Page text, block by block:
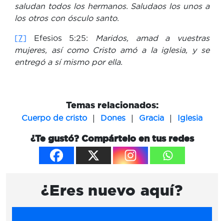
saludan todos los hermanos. Saludaos los unos a
los otros con ósculo santo.
[7] Efesios 5:25:
Maridos, amad a vuestras
mujeres, así como Cristo amó a la iglesia, y se
entregó a sí mismo por ella.
Temas relacionados:
Cuerpo de cristo | Dones | Gracia | Iglesia
¿Te gustó? Compártelo en tus redes
¿Eres nuevo aquí?